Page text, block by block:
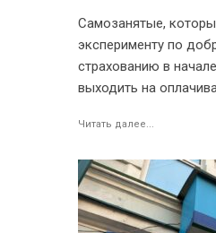
Самозанятые,
эксперименту по
страхованию в
выходить на
Читать далее...